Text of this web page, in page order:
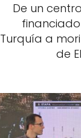
De un
Turquía a
de